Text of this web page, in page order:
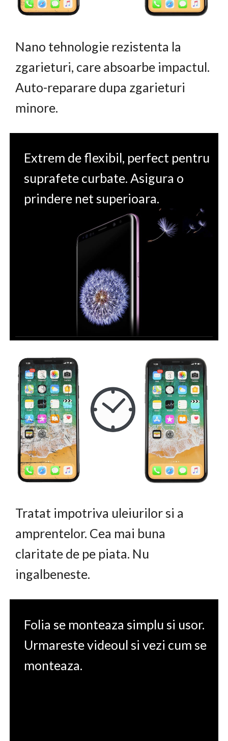
Nano tehnologie rezistenta la
zgarieturi, care absoarbe impactul.
Auto-reparare dupa zgarieturi
minore.
Extrem de flexibil, perfect pentru
suprafete curbate. Asigura o
prindere net superioara.
Tratat impotriva uleiurilor si a
amprentelor. Cea mai buna
claritate de pe piata. Nu
ingalbeneste.
Folia se monteaza simplu si usor.
Urmareste videoul si vezi cum se
monteaza.